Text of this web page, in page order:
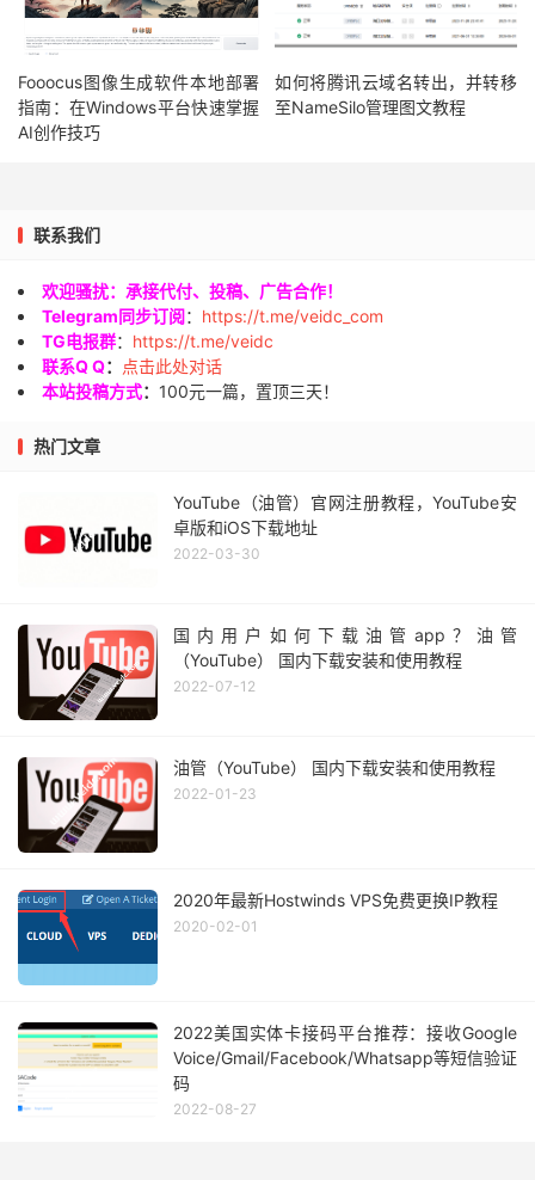
Fooocus图像生成软件本地部署
指南：在Windows平台快速掌握
AI创作技巧
如何将腾讯云域名转出，并转移
至NameSilo管理图文教程
联系我们
欢迎骚扰：承接代付、投稿、广告合作！
Telegram同步订阅： https://t.me/veidc_com
TG电报群： https://t.me/veidc
联系Q Q：
点击此处对话
本站投稿方式： 100元一篇，置顶三天！
热门文章
YouTube（油管）官网注册教程，YouTube安
卓版和iOS下载地址
2022-03-30
国内用户如何下载油管app？油管
（YouTube） 国内下载安装和使用教程
2022-07-12
油管（YouTube） 国内下载安装和使用教程
2022-01-23
2020年最新Hostwinds VPS免费更换IP教程
2020-02-01
2022美国实体卡接码平台推荐：接收Google
Voice/Gmail/Facebook/Whatsapp等短信验证
码
2022-08-27